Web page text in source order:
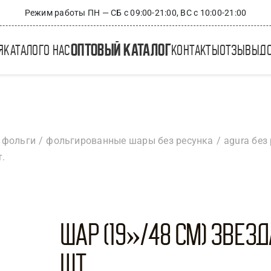
Режим работы ПН — СБ с 09:00-21:00, ВС с 10:00-21:00
каталого насоптовый каталогконтакты отзывы
фольгированные шары без ресунка
agura без
Шар (19»/48 см)
шт.